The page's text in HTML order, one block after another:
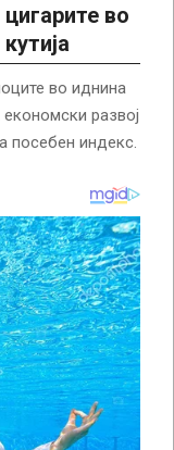
во
во иднина
развој
посебен индекс.